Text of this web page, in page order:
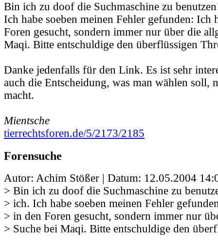
Bin ich zu doof die Suchmaschine zu
Ich habe soeben meinen Fehler gefunden: Ich
Foren gesucht, sondern immer nur über die
Maqi. Bitte entschuldige den überflüssigen
Danke jedenfalls für den Link. Es ist sehr
auch die Entscheidung, was man wählen soll,
macht.
Mientsche
tierrechtsforen.de/5/2173/2185
Forensuche
Autor: Achim Stößer | Datum: 12.05.2004
> Bin ich zu doof die Suchmaschine zu
> ich. Ich habe soeben meinen Fehler
> in den Foren gesucht, sondern immer nur
> Suche bei Maqi. Bitte entschuldige den